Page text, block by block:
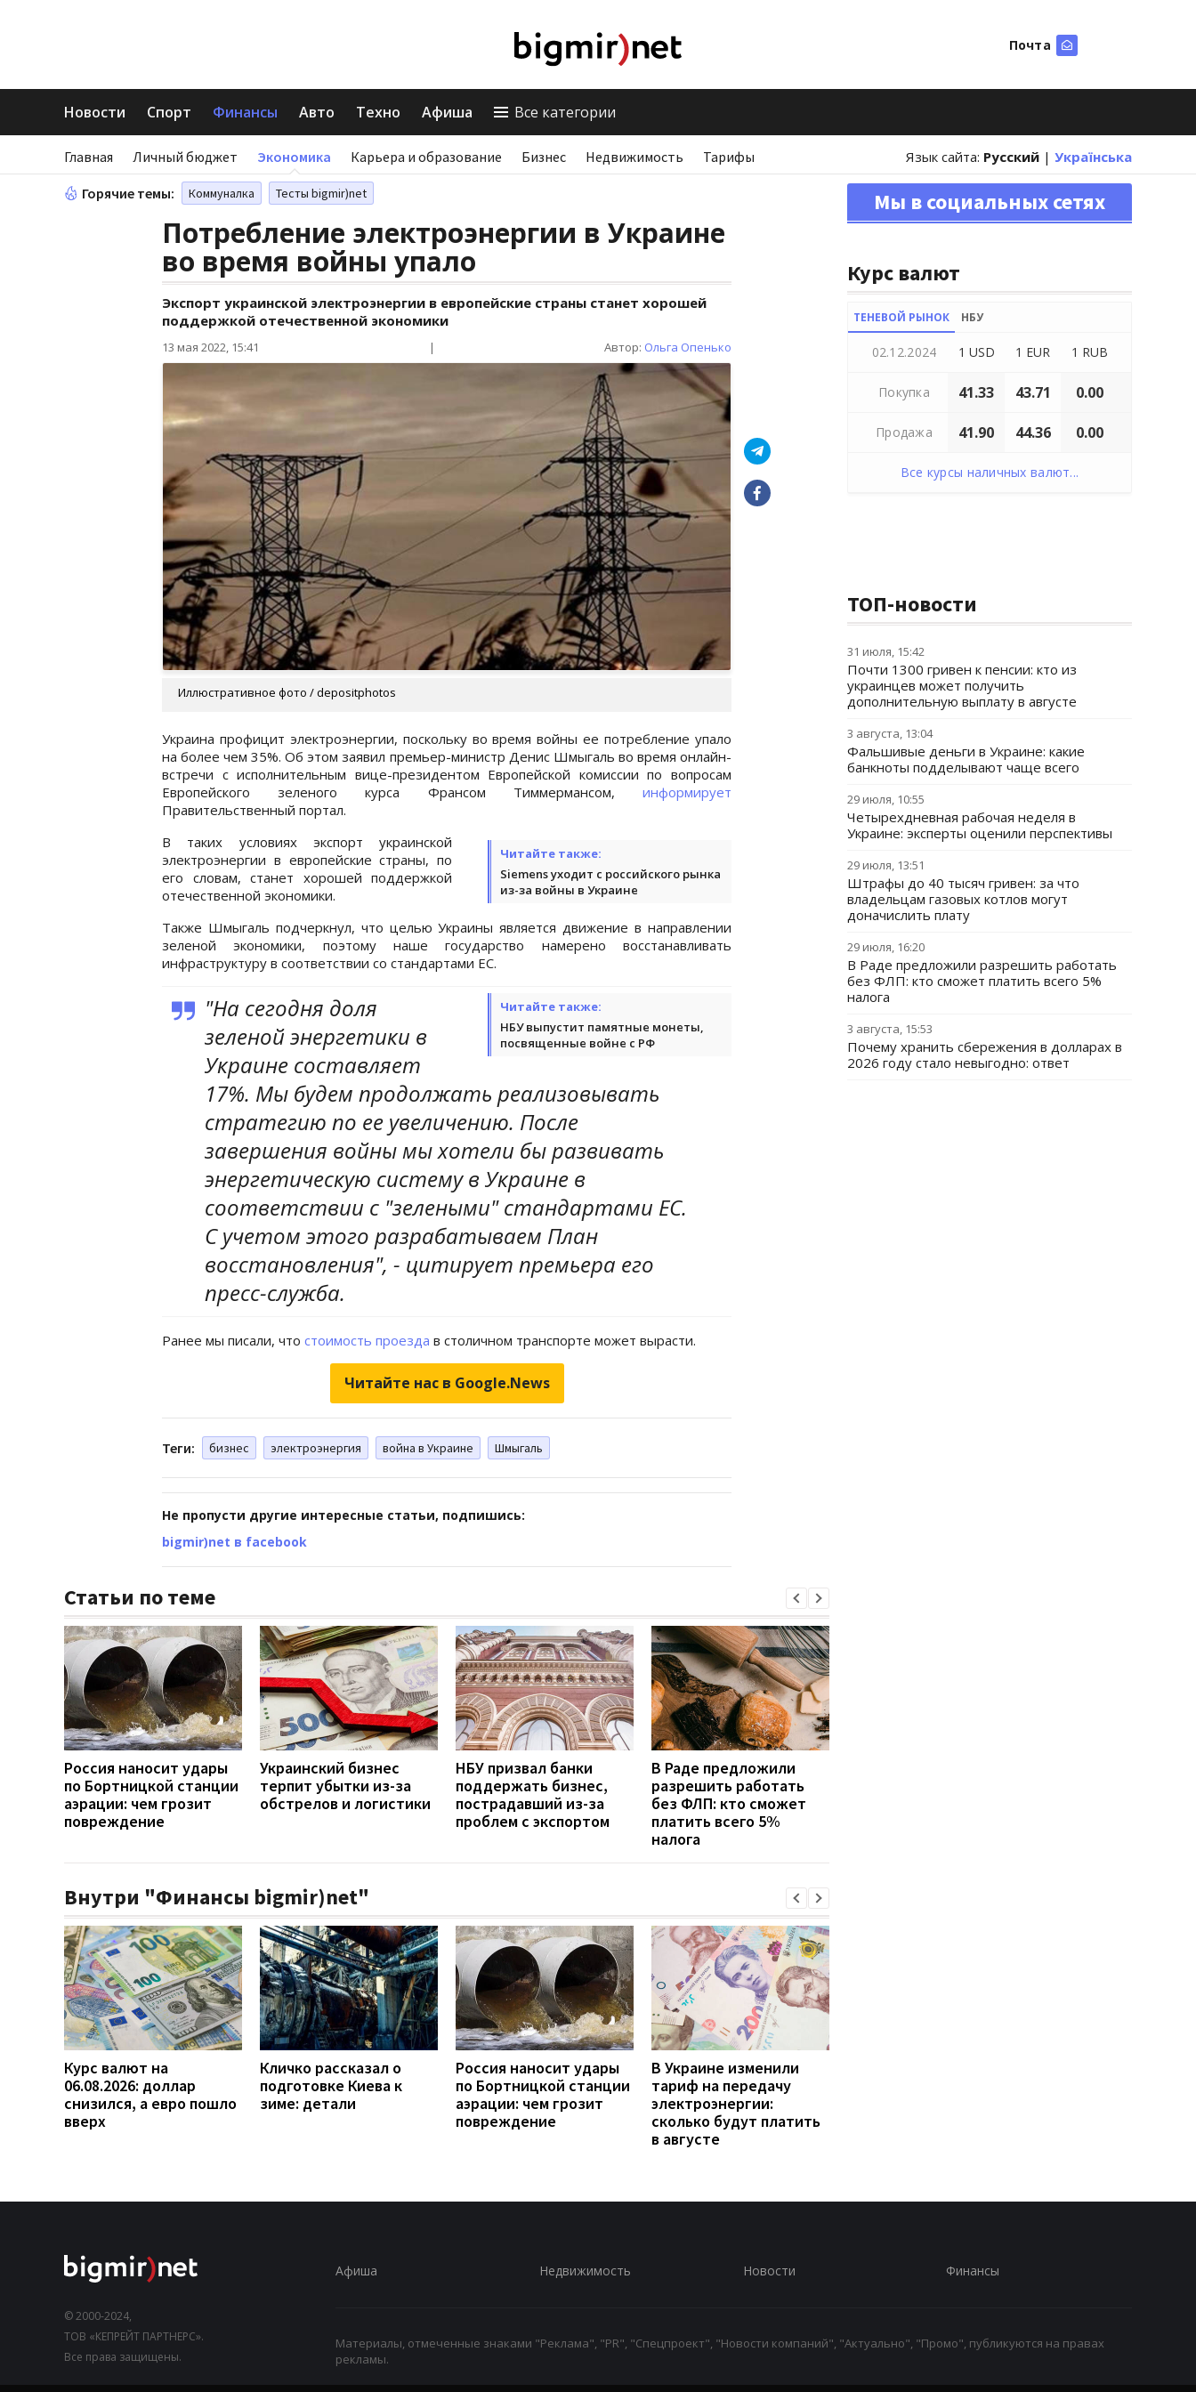
Почта
Новости Спорт Финансы Авто Техно Афиша Все категории
Главная Личный бюджет Экономика Карьера и образование Бизнес Недвижимость Тарифы Язык сайта: Русский | Українська
Горячие темы: Коммуналка Тесты bigmir)net
Потребление электроэнергии в Украине
во время войны упало
Экспорт украинской электроэнергии в европейские страны станет хорошей
поддержкой отечественной экономики
13 мая 2022, 15:41 | Автор: Ольга Опенько
Иллюстративное фото / depositphotos
Украина профицит электроэнергии, поскольку во время войны ее потребление упало
на более чем 35%. Об этом заявил премьер-министр Денис Шмыгаль во время онлайн-
встречи с исполнительным вице-президентом Европейской комиссии по вопросам
Европейского зеленого курса Франсом Тиммермансом, информирует
Правительственный портал.
Читайте также:
Siemens уходит с российского рынка
из-за войны в Украине
В таких условиях экспорт украинской
электроэнергии в европейские страны, по
его словам, станет хорошей поддержкой
отечественной экономики.
Также Шмыгаль подчеркнул, что целью Украины является движение в направлении
зеленой экономики, поэтому наше государство намерено восстанавливать
инфраструктуру в соответствии со стандартами ЕС.
Читайте также:
НБУ выпустит памятные монеты,
посвященные войне с РФ
"На сегодня доля
зеленой энергетики в
Украине составляет
17%. Мы будем продолжать реализовывать
стратегию по ее увеличению. После
завершения войны мы хотели бы развивать
энергетическую систему в Украине в
соответствии с "зелеными" стандартами ЕС.
С учетом этого разрабатываем План
восстановления", - цитирует премьера его
пресс-служба.
Ранее мы писали, что стоимость проезда в столичном транспорте может вырасти.
Читайте нас в Google.News
Теги: бизнес электроэнергия война в Украине Шмыгаль
Не пропусти другие интересные статьи, подпишись:
bigmir)net в facebook
Статьи по теме
Россия наносит удары
по Бортницкой станции
аэрации: чем грозит
повреждение
Украинский бизнес
терпит убытки из-за
обстрелов и логистики
НБУ призвал банки
поддержать бизнес,
пострадавший из-за
проблем с экспортом
В Раде предложили
разрешить работать
без ФЛП: кто сможет
платить всего 5%
налога
Внутри "Финансы bigmir)net"
Курс валют на
06.08.2026: доллар
снизился, а евро пошло
вверх
Кличко рассказал о
подготовке Киева к
зиме: детали
Россия наносит удары
по Бортницкой станции
аэрации: чем грозит
повреждение
В Украине изменили
тариф на передачу
электроэнергии:
сколько будут платить
в августе
Мы в социальных сетях
Курс валют
ТЕНЕВОЙ РЫНОК НБУ
02.12.2024 1 USD 1 EUR 1 RUB
Покупка 41.33 43.71 0.00
Продажа 41.90 44.36 0.00
Все курсы наличных валют...
ТОП-новости
31 июля, 15:42
Почти 1300 гривен к пенсии: кто из
украинцев может получить
дополнительную выплату в августе
3 августа, 13:04
Фальшивые деньги в Украине: какие
банкноты подделывают чаще всего
29 июля, 10:55
Четырехдневная рабочая неделя в
Украине: эксперты оценили перспективы
29 июля, 13:51
Штрафы до 40 тысяч гривен: за что
владельцам газовых котлов могут
доначислить плату
29 июля, 16:20
В Раде предложили разрешить работать
без ФЛП: кто сможет платить всего 5%
налога
3 августа, 15:53
Почему хранить сбережения в долларах в
2026 году стало невыгодно: ответ
© 2000-2024,
ТОВ «КЕПРЕЙТ ПАРТНЕРС».
Все права защищены.
Афиша Недвижимость Новости Финансы
Материалы, отмеченные знаками "Реклама", "PR", "Спецпроект", "Новости компаний", "Актуально", "Промо", публикуются на правах
рекламы.